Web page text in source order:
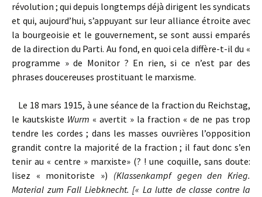
révolution ; qui depuis longtemps déjà dirigent les syndicats
et qui, aujourd’hui, s’appuyant sur leur alliance étroite avec
la bourgeoisie et le gouvernement, se sont aussi emparés
de la direction du Parti. Au fond, en quoi cela diffère-t-il du «
programme » de Monitor ? En rien, si ce n’est par des
phrases doucereuses prostituant le marxisme.
Le 18 mars 1915, à une séance de la fraction du Reichstag,
le kautskiste Wurm « avertit » la fraction « de ne pas trop
tendre les cordes ; dans les masses ouvrières l’opposition
grandit contre la majorité de la fraction ; il faut donc s’en
tenir au « centre » marxiste» (? ! une coquille, sans doute:
lisez « monitoriste ») (Klassenkampf gegen den Krieg.
Material zum Fall Liebknecht. [« La lutte de classe contre la